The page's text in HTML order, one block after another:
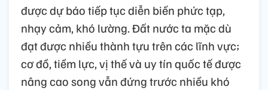
được dự báo tiếp tục diễn biến phức tạp,
nhạy cảm, khó lường. Đất nước ta mặc dù
đạt được nhiều thành tựu trên các lĩnh vực;
cơ đồ, tiềm lực, vị thế và uy tín quốc tế được
nâng cao song vẫn đứng trước nhiều khó